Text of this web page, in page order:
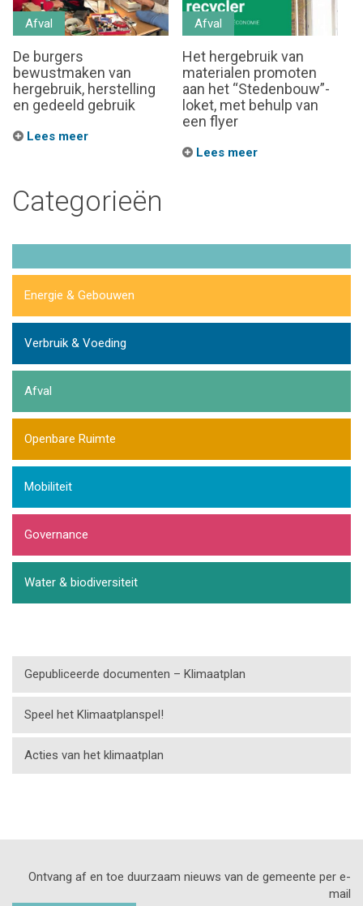
Afval
De burgers
bewustmaken van
hergebruik, herstelling
en gedeeld gebruik
Lees meer
Afval
Het hergebruik van
materialen promoten
aan het “Stedenbouw”-
loket, met behulp van
een flyer
Lees meer
Categorieën
Energie & Gebouwen
Verbruik & Voeding
Afval
Openbare Ruimte
Mobiliteit
Governance
Water & biodiversiteit
Gepubliceerde documenten – Klimaatplan
Speel het Klimaatplanspel!
Acties van het klimaatplan
Ontvang af en toe duurzaam nieuws van de gemeente per e-
mail